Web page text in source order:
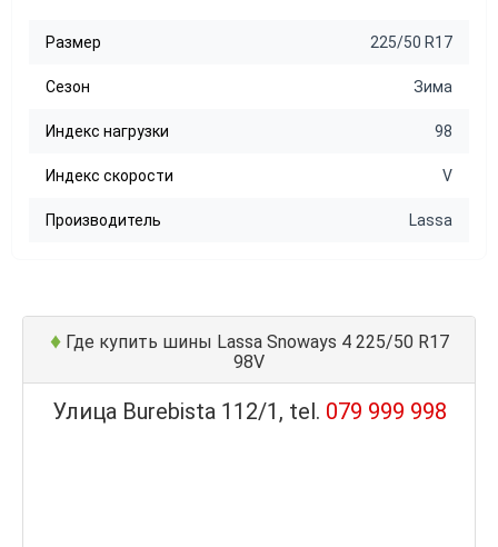
Размер 225/50 R17
Сезон Зима
Индекс нагрузки 98
Индекс скорости V
Производитель Lassa
♦Где купить шины Lassa Snoways 4 225/50 R17
98V
Улица Burebista 112/1, tel. 079 999 998